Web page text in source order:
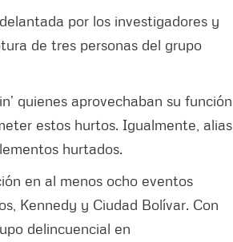
por los investigadores y
de tres personas del grupo
quienes aprovechaban su función
estos hurtos. Igualmente, alias
hurtados.
en al menos ocho eventos
Kennedy y Ciudad Bolívar. Con
delincuencial en